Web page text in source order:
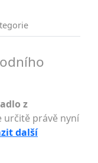
z
určitě právě nyní
další